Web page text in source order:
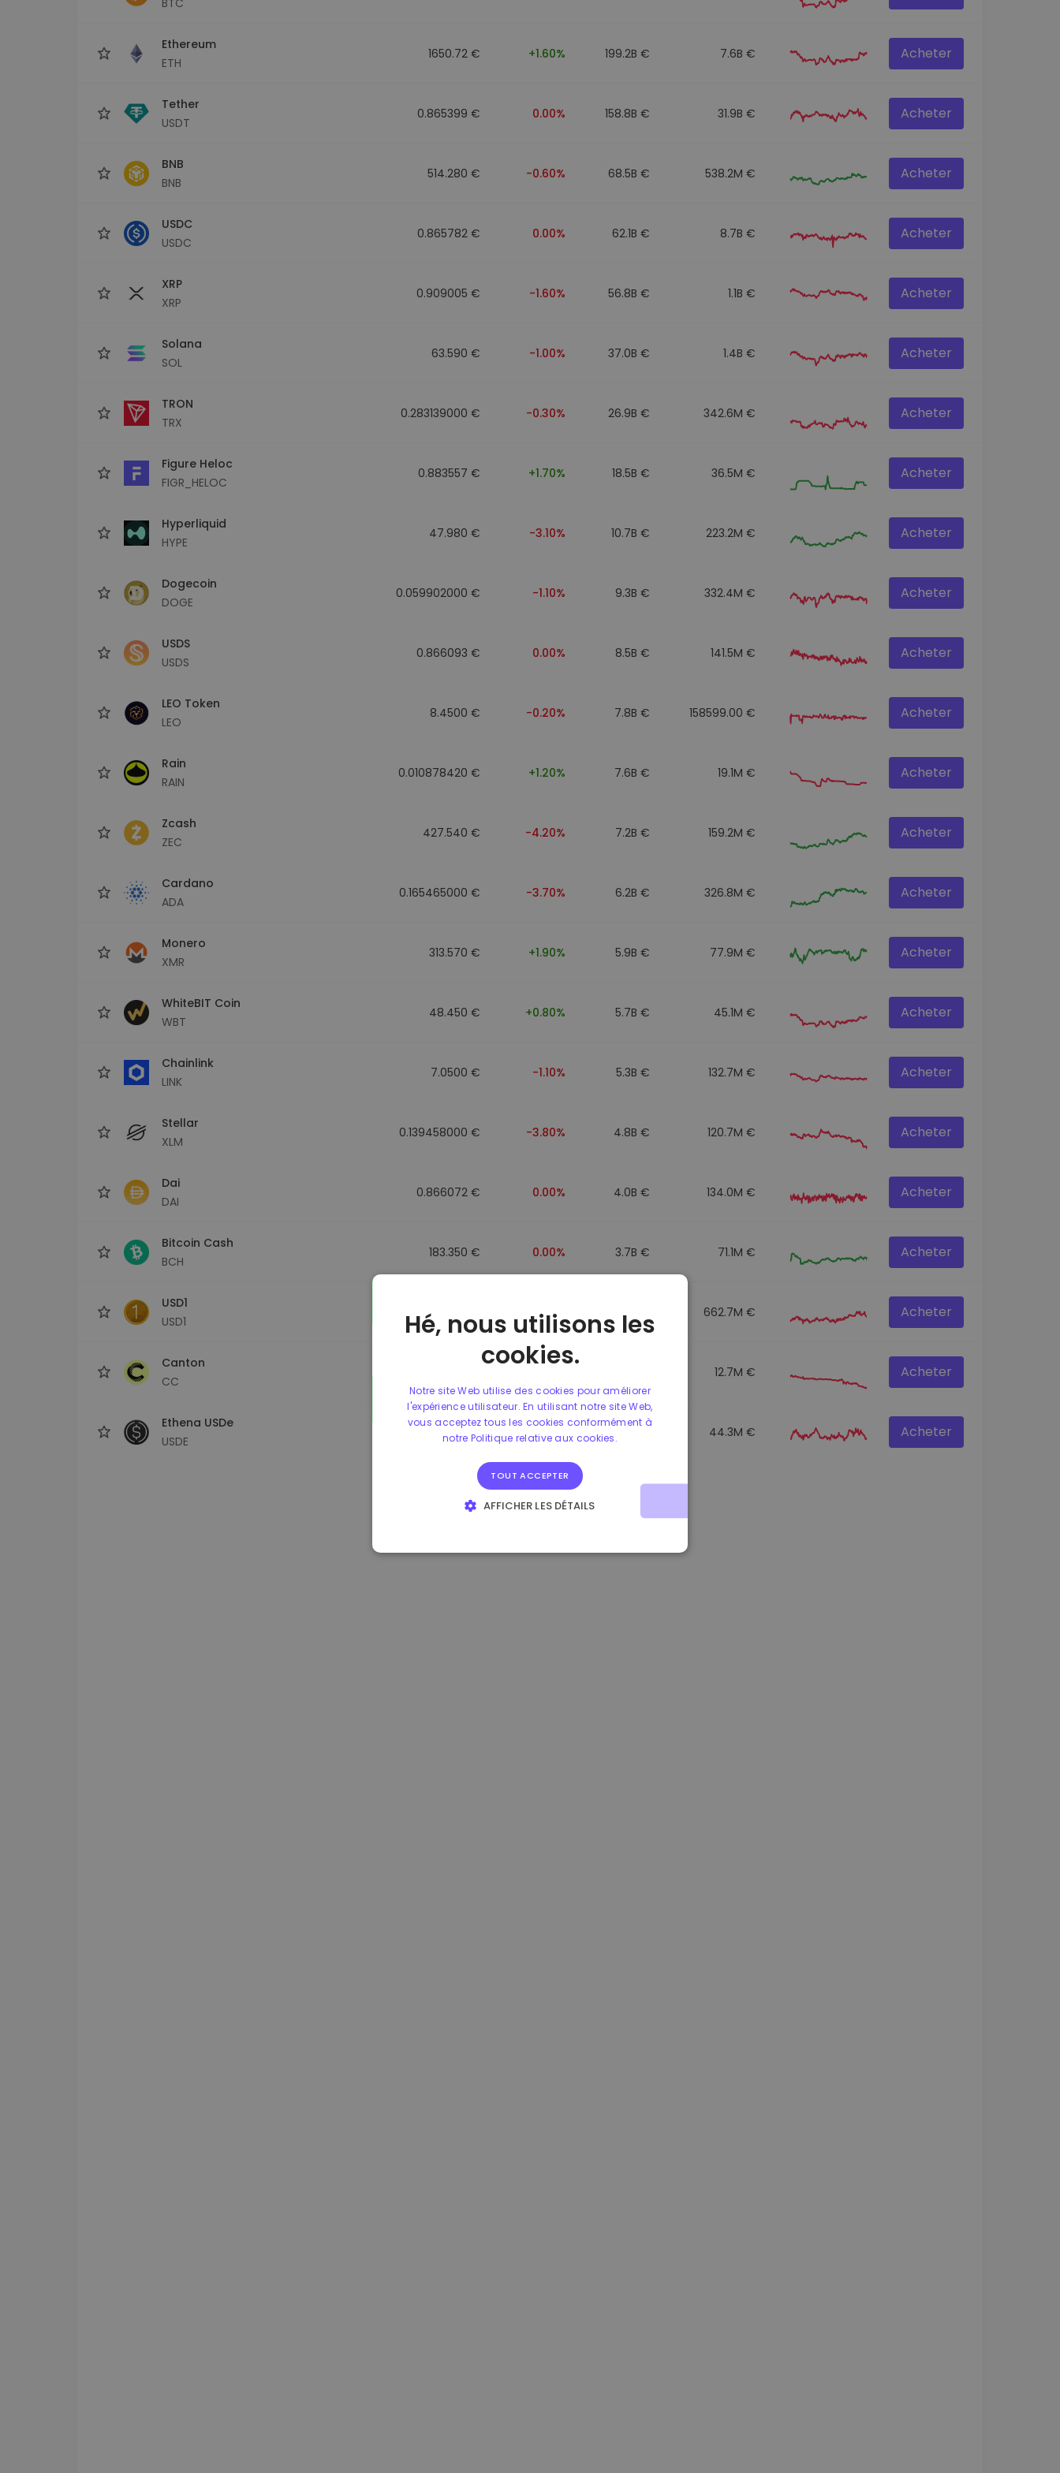
Ethereum
ETH
1650.72 € +1.60% 199.2B € 7.6B € Acheter
Tether
USDT
0.865399 € 0.00% 158.8B € 31.9B € Acheter
BNB
BNB
514.280 € -0.60% 68.5B € 538.2M € Acheter
USDC
USDC
0.865782 € 0.00% 62.1B € 8.7B € Acheter
XRP
XRP
0.909005 € -1.60% 56.8B € 1.1B € Acheter
Solana
SOL
63.590 € -1.00% 37.0B € 1.4B € Acheter
TRON
TRX
0.283139000 € -0.30% 26.9B € 342.6M € Acheter
Figure Heloc
FIGR_HELOC
0.883557 € +1.70% 18.5B € 36.5M € Acheter
Hyperliquid
HYPE
47.980 € -3.10% 10.7B € 223.2M € Acheter
Dogecoin
DOGE
0.059902000 € -1.10% 9.3B € 332.4M € Acheter
USDS
USDS
0.866093 € 0.00% 8.5B € 141.5M € Acheter
LEO Token
LEO
8.4500 € -0.20% 7.8B € 158599.00 € Acheter
Rain
RAIN
0.010878420 € +1.20% 7.6B € 19.1M € Acheter
Zcash
ZEC
427.540 € -4.20% 7.2B € 159.2M € Acheter
Cardano
ADA
0.165465000 € -3.70% 6.2B € 326.8M € Acheter
Monero
XMR
313.570 € +1.90% 5.9B € 77.9M € Acheter
WhiteBIT Coin
WBT
48.450 € +0.80% 5.7B € 45.1M € Acheter
Chainlink
LINK
7.0500 € -1.10% 5.3B € 132.7M € Acheter
Stellar
XLM
0.139458000 € -3.80% 4.8B € 120.7M € Acheter
Dai
DAI
0.866072 € 0.00% 4.0B € 134.0M € Acheter
Bitcoin Cash
BCH
183.350 € 0.00% 3.7B € 71.1M € Acheter
USD1
USD1
0.865650 € 0.00% 3.5B € 662.7M € Acheter
Canton
CC
12.7M € Acheter
Ethena USDe
USDE
0.865673 € -0.10% 44.3M € Acheter
Hé, nous utilisons les
cookies.
Notre site Web utilise des cookies pour améliorer
l'expérience utilisateur. En utilisant notre site Web,
vous acceptez tous les cookies conformément à
notre Politique relative aux cookies.
TOUT ACCEPTER
AFFICHER LES DÉTAILS